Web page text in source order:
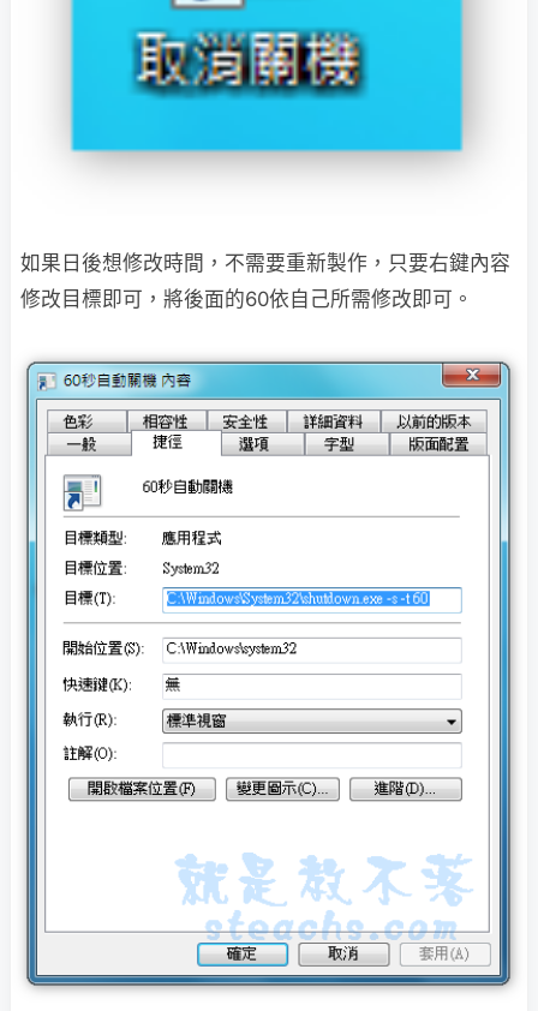
如果日後想修改時間，不需要重新製作，只要右鍵內容
修改目標即可，將後面的60依自己所需修改即可。